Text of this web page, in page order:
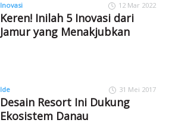
Inovasi 12 Mar 2022
Keren! Inilah 5 Inovasi dari
Jamur yang Menakjubkan
Ide 31 Mei 2017
Desain Resort Ini Dukung
Ekosistem Danau